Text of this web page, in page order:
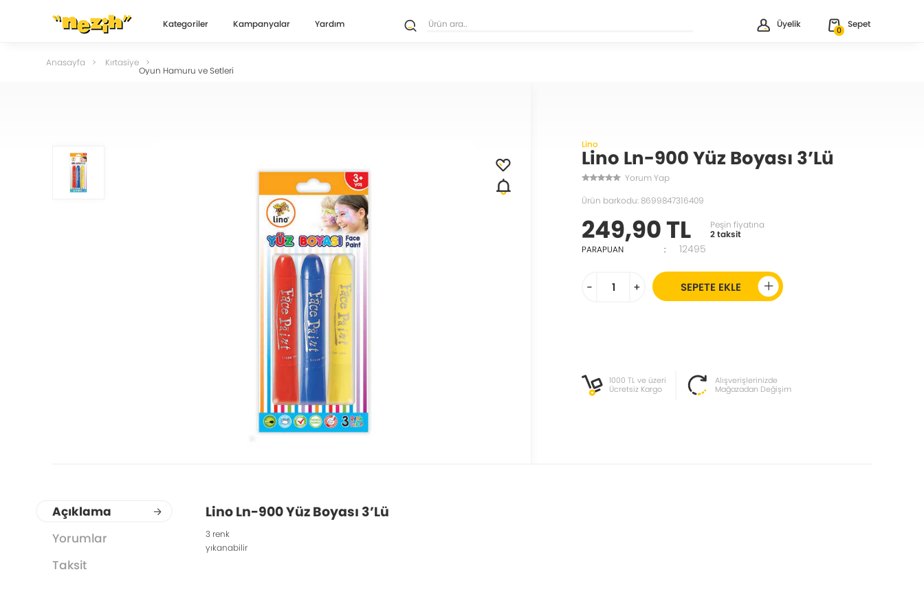
Kategoriler Kampanyalar Yardım Üyelik
0
Sepet
Anasayfa Kırtasiye
Oyun Hamuru ve Setleri
Lino
Lino Ln-900 Yüz Boyası 3’Lü
Yorum Yap
Ürün barkodu: 8699847316409
249,90 TL
Peşin fiyatına
2 taksit
PARAPUAN
: 12495
- + SEPETE EKLE
1000 TL ve üzeri
Ücretsiz Kargo
Alışverişlerinizde
Mağazadan Değişim
Açıklama
Yorumlar
Taksit
Lino Ln-900 Yüz Boyası 3’Lü
3 renk
yıkanabilir